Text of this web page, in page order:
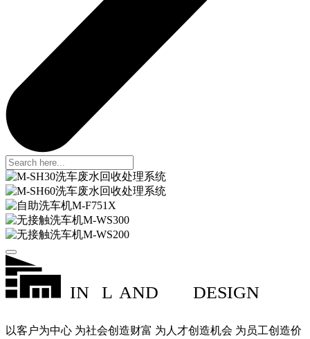
IN L AND DESIGN
以客户为中心 为社会创造财富 为人才创造机会 为员工创造价